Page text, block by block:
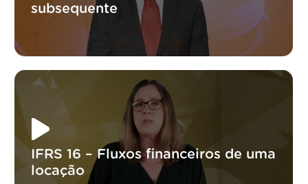
subsequente
IFRS 16 – Fluxos financeiros de uma
locação